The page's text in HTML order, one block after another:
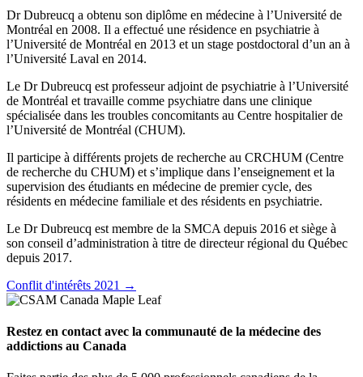
Dr Dubreucq a obtenu son diplôme en médecine à l’Université de
Montréal en 2008. Il a effectué une résidence en psychiatrie à
l’Université de Montréal en 2013 et un stage postdoctoral d’un an à
l’Université Laval en 2014.
Le Dr Dubreucq est professeur adjoint de psychiatrie à l’Université
de Montréal et travaille comme psychiatre dans une clinique
spécialisée dans les troubles concomitants au Centre hospitalier de
l’Université de Montréal (CHUM).
Il participe à différents projets de recherche au CRCHUM (Centre
de recherche du CHUM) et s’implique dans l’enseignement et la
supervision des étudiants en médecine de premier cycle, des
résidents en médecine familiale et des résidents en psychiatrie.
Le Dr Dubreucq est membre de la SMCA depuis 2016 et siège à
son conseil d’administration à titre de directeur régional du Québec
depuis 2017.
Conflit d'intérêts 2021 →
Restez en contact avec la communauté de la médecine des
addictions au Canada